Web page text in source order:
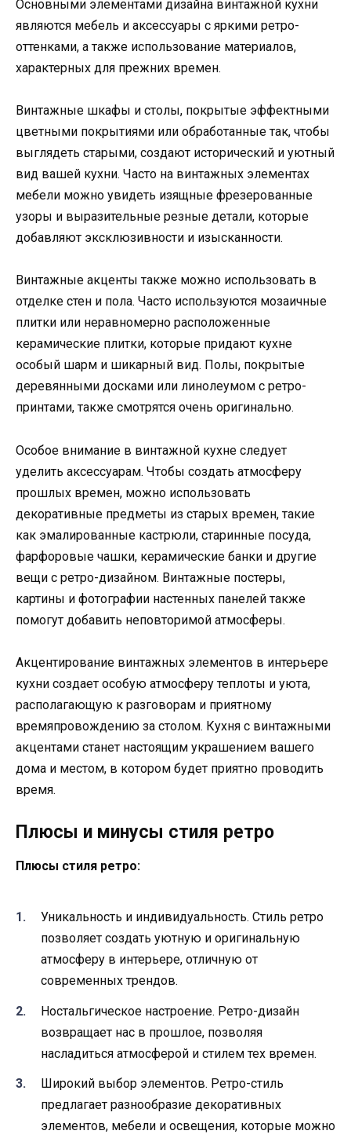
Основными элементами дизайна винтажной кухни
являются мебель и аксессуары с яркими ретро-
оттенками, а также использование материалов,
характерных для прежних времен.
Винтажные шкафы и столы, покрытые эффектными
цветными покрытиями или обработанные так, чтобы
выглядеть старыми, создают исторический и уютный
вид вашей кухни. Часто на винтажных элементах
мебели можно увидеть изящные фрезерованные
узоры и выразительные резные детали, которые
добавляют эксклюзивности и изысканности.
Винтажные акценты также можно использовать в
отделке стен и пола. Часто используются мозаичные
плитки или неравномерно расположенные
керамические плитки, которые придают кухне
особый шарм и шикарный вид. Полы, покрытые
деревянными досками или линолеумом с ретро-
принтами, также смотрятся очень оригинально.
Особое внимание в винтажной кухне следует
уделить аксессуарам. Чтобы создать атмосферу
прошлых времен, можно использовать
декоративные предметы из старых времен, такие
как эмалированные кастрюли, старинные посуда,
фарфоровые чашки, керамические банки и другие
вещи с ретро-дизайном. Винтажные постеры,
картины и фотографии настенных панелей также
помогут добавить неповторимой атмосферы.
Акцентирование винтажных элементов в интерьере
кухни создает особую атмосферу теплоты и уюта,
располагающую к разговорам и приятному
времяпровождению за столом. Кухня с винтажными
акцентами станет настоящим украшением вашего
дома и местом, в котором будет приятно проводить
время.
Плюсы и минусы стиля ретро
Плюсы стиля ретро:
Уникальность и индивидуальность. Стиль ретро
позволяет создать уютную и оригинальную
атмосферу в интерьере, отличную от
современных трендов.
Ностальгическое настроение. Ретро-дизайн
возвращает нас в прошлое, позволяя
насладиться атмосферой и стилем тех времен.
Широкий выбор элементов. Ретро-стиль
предлагает разнообразие декоративных
элементов, мебели и освещения, которые можно